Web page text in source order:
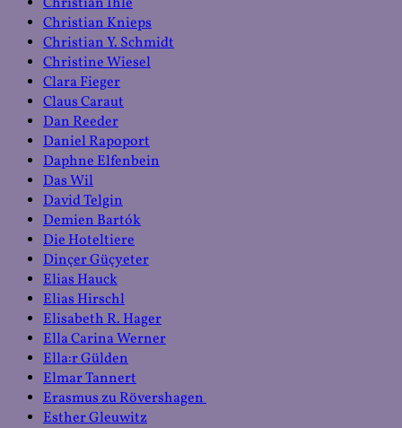
Christian Knieps
Christian Y. Schmidt
Christine Wiesel
Clara Fieger
Claus Caraut
Dan Reeder
Daniel Rapoport
Daphne Elfenbein
Das Wil
David Telgin
Demien Bartók
Die Hoteltiere
Dinçer Güçyeter
Elias Hauck
Elias Hirschl
Elisabeth R. Hager
Ella Carina Werner
Ella:r Gülden
Elmar Tannert
Erasmus zu Rövershagen
Esther Gleuwitz